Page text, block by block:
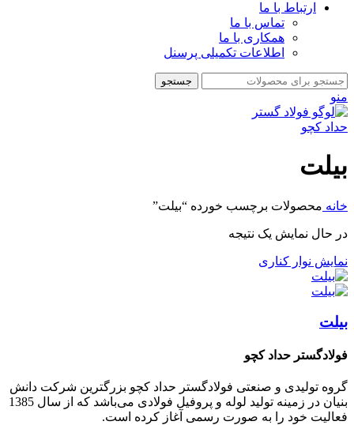
ارتباط با ما
تماس با ما
همکاری با ما
اطلاعات تکمیلی پرسنل
جستجو
منو
بیلت
خانه محصولات برچسب خورده “بیلت”
در حال نمایش یک نتیجه
نمایش نوار کناری
بیلت
فولادگستر حداد کچو
گروه تولیدی و صنعتی فولادگستر حداد کچو بزرگترین شرکت دانش
بنیان در زمینه تولید لوله و پروفیل فولادی می‌باشد که از سال 1385
فعالیت خود را به صورت رسمی آغاز کرده است.